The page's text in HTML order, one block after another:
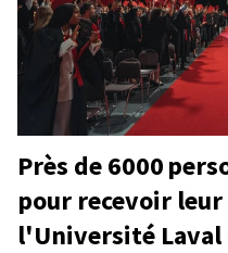
Près de 6000
pour recevoir
l'Université Laval